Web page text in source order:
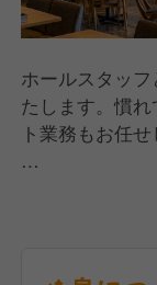
ホールスタッ
たします。慣
ト業務もお任せ
会やお子様連
ィをぜひ当社